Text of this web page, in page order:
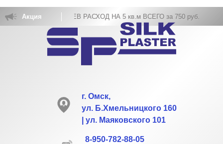
Акция
ЖИДКИХ ОБОЕВ РАСХОД НА 5 кв.м ВСЕГО за 750 руб.
г. Омск,
ул. Б.Хмельницкого 160
| ул. Маяковского 101
8-950-782-88-05